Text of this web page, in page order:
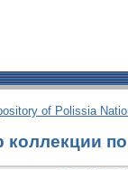
of Polissia
коллекции